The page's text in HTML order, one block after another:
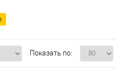
Показать по: